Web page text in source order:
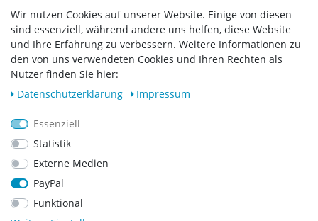
Vertrag widerrufen
Zahlungsarten
Wir nutzen Cookies auf unserer Website. Einige von diesen
sind essenziell, während andere uns helfen, diese Website
und Ihre Erfahrung zu verbessern. Weitere Informationen zu
den von uns verwendeten Cookies und Ihren Rechten als
Nutzer finden Sie hier:
Daten­schutz­erklärung
Impressum
Essenziell
Statistik
Externe Medien
PayPal
Funktional